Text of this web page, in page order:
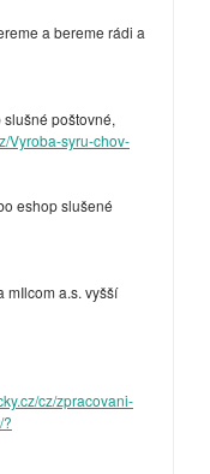
a bereme rádi a
poštovné,
Vyroba-syru-chov-
eshop slušené
mIlcom a.s. vyšší
cz/zpracovani-